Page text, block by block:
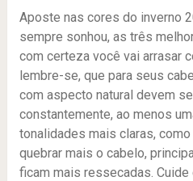
Aposte nas cores do inverno
sempre sonhou, as três
com certeza você vai arrasar
lembre-se, que para seus
com aspecto natural devem
constantemente, ao menos
tonalidades mais claras,
quebrar mais o cabelo,
ficam mais ressecadas.